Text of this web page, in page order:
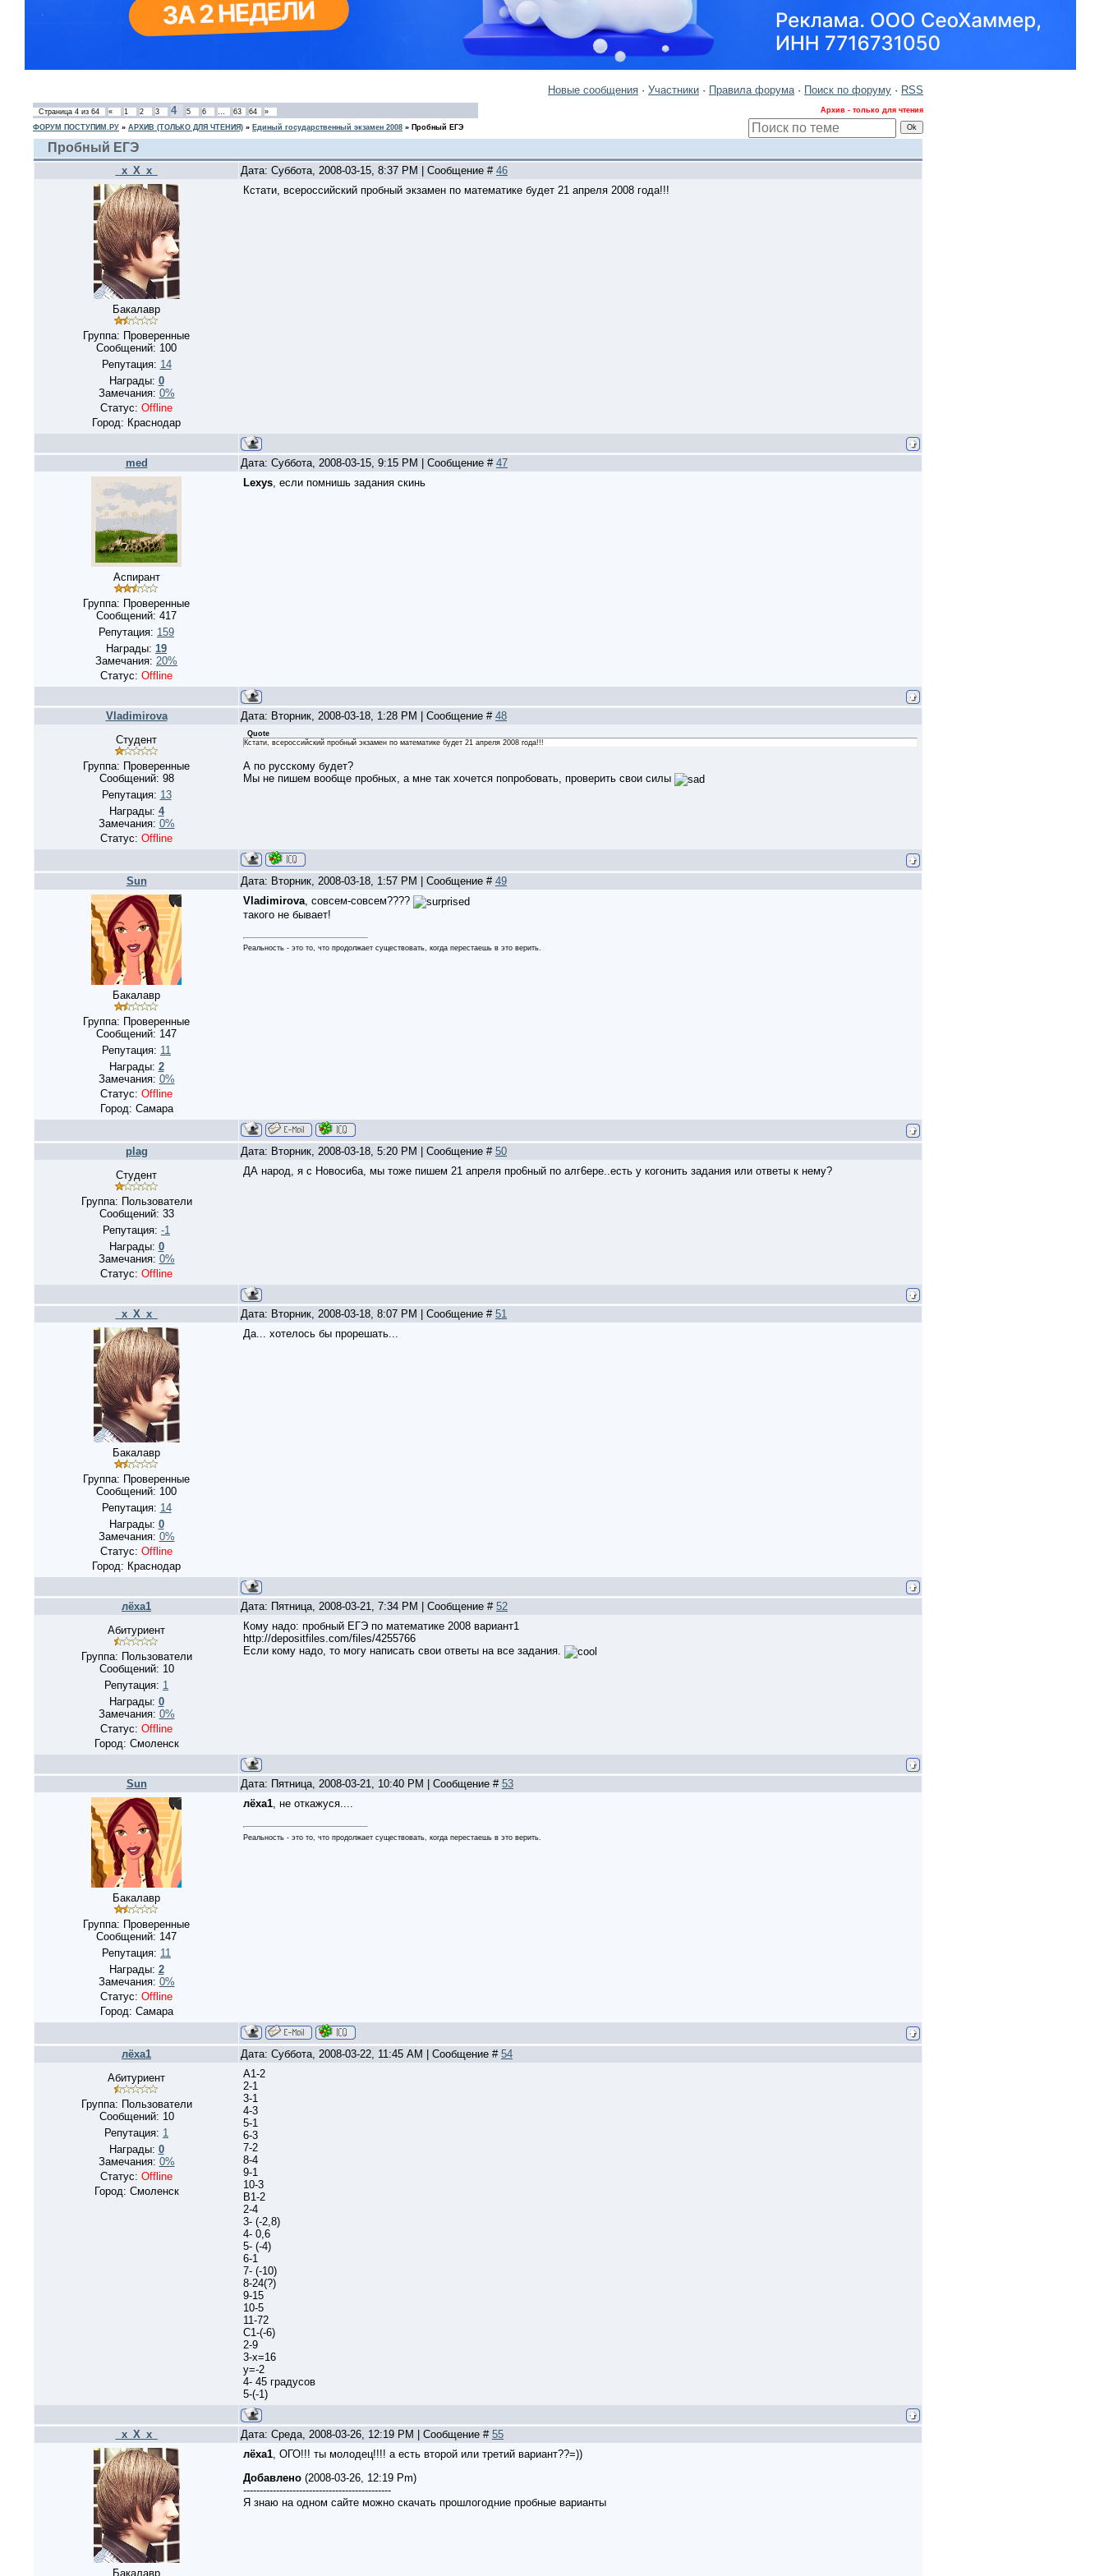
Новые сообщения · Участники · Правила форума· Поиск по форуму · RSS
Страница 4 из 64 « 1 2 3 4 5 6 … 63 64 » Архив - только для чтения
ФОРУМ ПОСТУПИМ.РУ » АРХИВ (ТОЛЬКО ДЛЯ ЧТЕНИЯ) » Единый государственный экзамен 2008 » Пробный ЕГЭ
Пробный ЕГЭ
_x_X_x_ Дата: Суббота, 2008-03-15, 8:37 PM | Сообщение # 46
Бакалавр
Группа: Проверенные
Сообщений: 100
Репутация: 14
Награды: 0
Замечания: 0%
Статус: Offline
Город: Краснодар
Кстати, всероссийский пробный экзамен по математике будет 21 апреля 2008 года!!!
med Дата: Суббота, 2008-03-15, 9:15 PM | Сообщение # 47
Аспирант
Группа: Проверенные
Сообщений: 417
Репутация: 159
Награды: 19
Замечания: 20%
Статус: Offline
Lexys, если помнишь задания скинь
Vladimirova Дата: Вторник, 2008-03-18, 1:28 PM | Сообщение # 48
Студент
Группа: Проверенные
Сообщений: 98
Репутация: 13
Награды: 4
Замечания: 0%
Статус: Offline
Quote
Кстати, всероссийский пробный экзамен по математике будет 21 апреля 2008 года!!!
А по русскому будет?
Мы не пишем вообще пробных, а мне так хочется попробовать, проверить свои силы
Sun Дата: Вторник, 2008-03-18, 1:57 PM | Сообщение # 49
Бакалавр
Группа: Проверенные
Сообщений: 147
Репутация: 11
Награды: 2
Замечания: 0%
Статус: Offline
Город: Самара
Vladimirova, совсем-совсем????
такого не бывает!
Реальность - это то, что продолжает существовать, когда перестаешь в это верить.
plag Дата: Вторник, 2008-03-18, 5:20 PM | Сообщение # 50
Студент
Группа: Пользователи
Сообщений: 33
Репутация: -1
Награды: 0
Замечания: 0%
Статус: Offline
ДА народ, я с Новоси6а, мы тоже пишем 21 апреля про6ный по алг6ере..есть у когонить задания или ответы к нему?
_x_X_x_ Дата: Вторник, 2008-03-18, 8:07 PM | Сообщение # 51
Бакалавр
Группа: Проверенные
Сообщений: 100
Репутация: 14
Награды: 0
Замечания: 0%
Статус: Offline
Город: Краснодар
Да... хотелось бы прорешать...
лёха1 Дата: Пятница, 2008-03-21, 7:34 PM | Сообщение # 52
Абитуриент
Группа: Пользователи
Сообщений: 10
Репутация: 1
Награды: 0
Замечания: 0%
Статус: Offline
Город: Смоленск
Кому надо: пробный ЕГЭ по математике 2008 вариант1
http://depositfiles.com/files/4255766
Если кому надо, то могу написать свои ответы на все задания.
Sun Дата: Пятница, 2008-03-21, 10:40 PM | Сообщение # 53
Бакалавр
Группа: Проверенные
Сообщений: 147
Репутация: 11
Награды: 2
Замечания: 0%
Статус: Offline
Город: Самара
лёха1, не откажуся....
Реальность - это то, что продолжает существовать, когда перестаешь в это верить.
лёха1 Дата: Суббота, 2008-03-22, 11:45 AM | Сообщение # 54
Абитуриент
Группа: Пользователи
Сообщений: 10
Репутация: 1
Награды: 0
Замечания: 0%
Статус: Offline
Город: Смоленск
A1-2
2-1
3-1
4-3
5-1
6-3
7-2
8-4
9-1
10-3
B1-2
2-4
3- (-2,8)
4- 0,6
5- (-4)
6-1
7- (-10)
8-24(?)
9-15
10-5
11-72
C1-(-6)
2-9
3-x=16
y=-2
4- 45 градусов
5-(-1)
_x_X_x_ Дата: Среда, 2008-03-26, 12:19 PM | Сообщение # 55
Бакалавр
лёха1, ОГО!!! ты молодец!!!! а есть второй или третий вариант??=))
Добавлено (2008-03-26, 12:19 Pm)
---------------------------------------------
Я знаю на одном сайте можно скачать прошлогодние пробные варианты